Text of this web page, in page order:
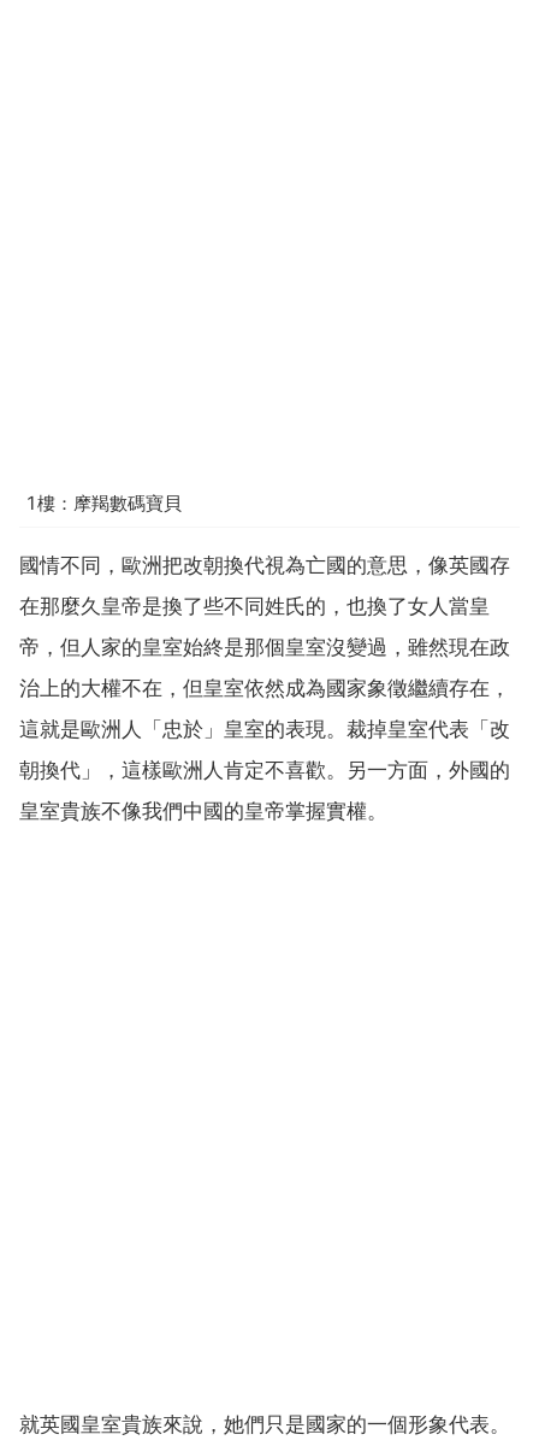
1樓：摩羯數碼寶貝
國情不同，歐洲把改朝換代視為亡國的意思，像英國存
在那麼久皇帝是換了些不同姓氏的，也換了女人當皇
帝，但人家的皇室始終是那個皇室沒變過，雖然現在政
治上的大權不在，但皇室依然成為國家象徵繼續存在，
這就是歐洲人「忠於」皇室的表現。裁掉皇室代表「改
朝換代」，這樣歐洲人肯定不喜歡。另一方面，外國的
皇室貴族不像我們中國的皇帝掌握實權。
就英國皇室貴族來說，她們只是國家的一個形象代表。